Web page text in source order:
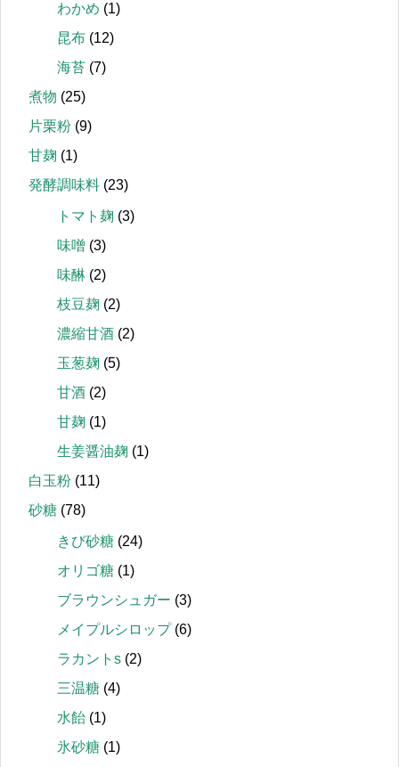
わかめ (1)
昆布 (12)
海苔 (7)
煮物 (25)
片栗粉 (9)
甘麹 (1)
発酵調味料 (23)
トマト麹 (3)
味噌 (3)
味醂 (2)
枝豆麹 (2)
濃縮甘酒 (2)
玉葱麹 (5)
甘酒 (2)
甘麹 (1)
生姜醤油麹 (1)
白玉粉 (11)
砂糖 (78)
きび砂糖 (24)
オリゴ糖 (1)
ブラウンシュガー (3)
メイプルシロップ(6)
ラカントs (2)
三温糖 (4)
水飴 (1)
氷砂糖 (1)